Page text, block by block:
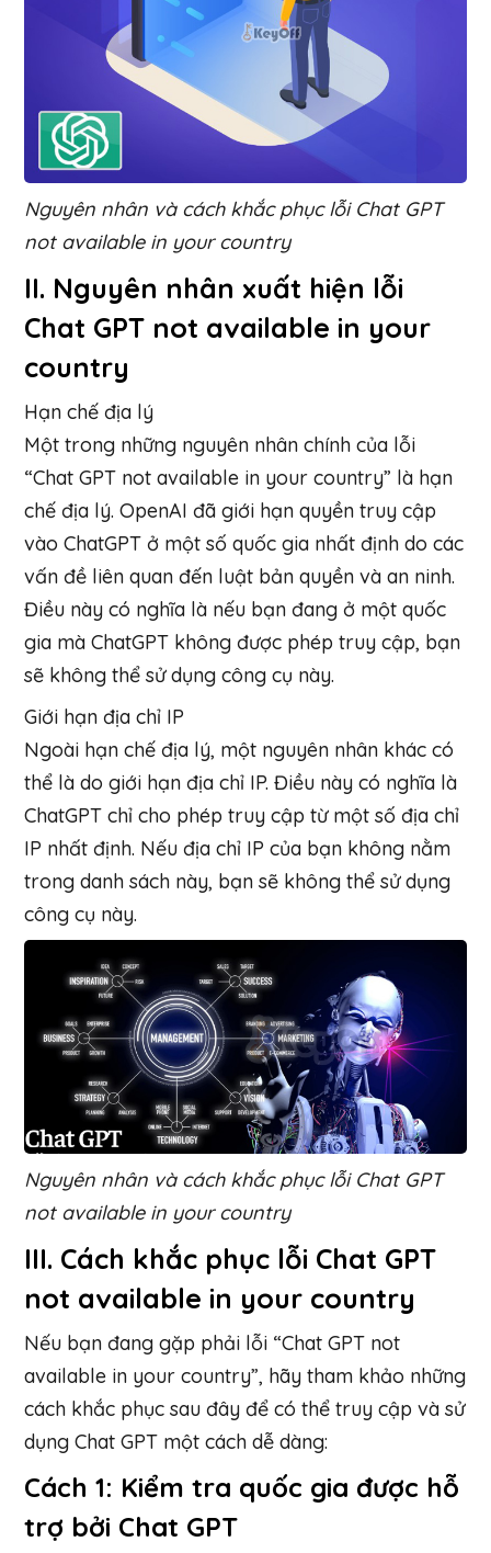
Nguyên nhân và cách khắc phục lỗi Chat GPT
not available in your country
II. Nguyên nhân xuất hiện lỗi
Chat GPT not available in your
country
Hạn chế địa lý
Một trong những nguyên nhân chính của lỗi
“Chat GPT not available in your country” là hạn
chế địa lý. OpenAI đã giới hạn quyền truy cập
vào ChatGPT ở một số quốc gia nhất định do các
vấn đề liên quan đến luật bản quyền và an ninh.
Điều này có nghĩa là nếu bạn đang ở một quốc
gia mà ChatGPT không được phép truy cập, bạn
sẽ không thể sử dụng công cụ này.
Giới hạn địa chỉ IP
Ngoài hạn chế địa lý, một nguyên nhân khác có
thể là do giới hạn địa chỉ IP. Điều này có nghĩa là
ChatGPT chỉ cho phép truy cập từ một số địa chỉ
IP nhất định. Nếu địa chỉ IP của bạn không nằm
trong danh sách này, bạn sẽ không thể sử dụng
công cụ này.
Nguyên nhân và cách khắc phục lỗi Chat GPT
not available in your country
III. Cách khắc phục lỗi Chat GPT
not available in your country
Nếu bạn đang gặp phải lỗi “Chat GPT not
available in your country”, hãy tham khảo những
cách khắc phục sau đây để có thể truy cập và sử
dụng Chat GPT một cách dễ dàng:
Cách 1: Kiểm tra quốc gia được hỗ
trợ bởi Chat GPT